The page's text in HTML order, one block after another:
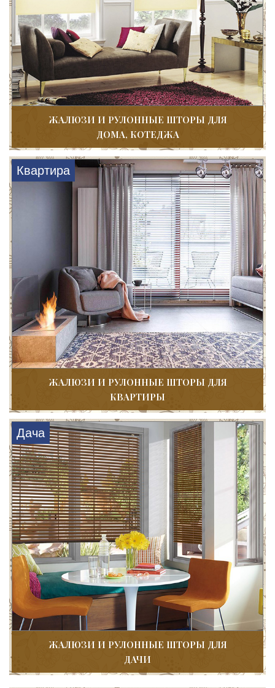
ЖАЛЮЗИ И РУЛОННЫЕ ШТОРЫ ДЛЯ
ДОМА, КОТЕДЖА
Квартира
ЖАЛЮЗИ И РУЛОННЫЕ ШТОРЫ ДЛЯ
КВАРТИРЫ
Дача
ЖАЛЮЗИ И РУЛОННЫЕ ШТОРЫ ДЛЯ
ДАЧИ